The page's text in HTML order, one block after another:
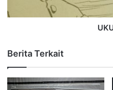
Berita Terkait